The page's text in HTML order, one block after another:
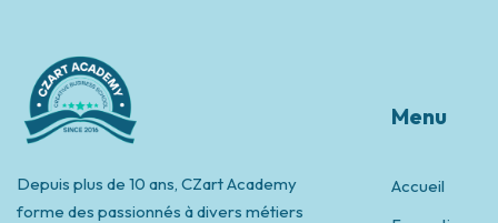
Depuis plus de 10 ans, CZart Academy
forme des passionnés à divers métiers
Menu
Accueil